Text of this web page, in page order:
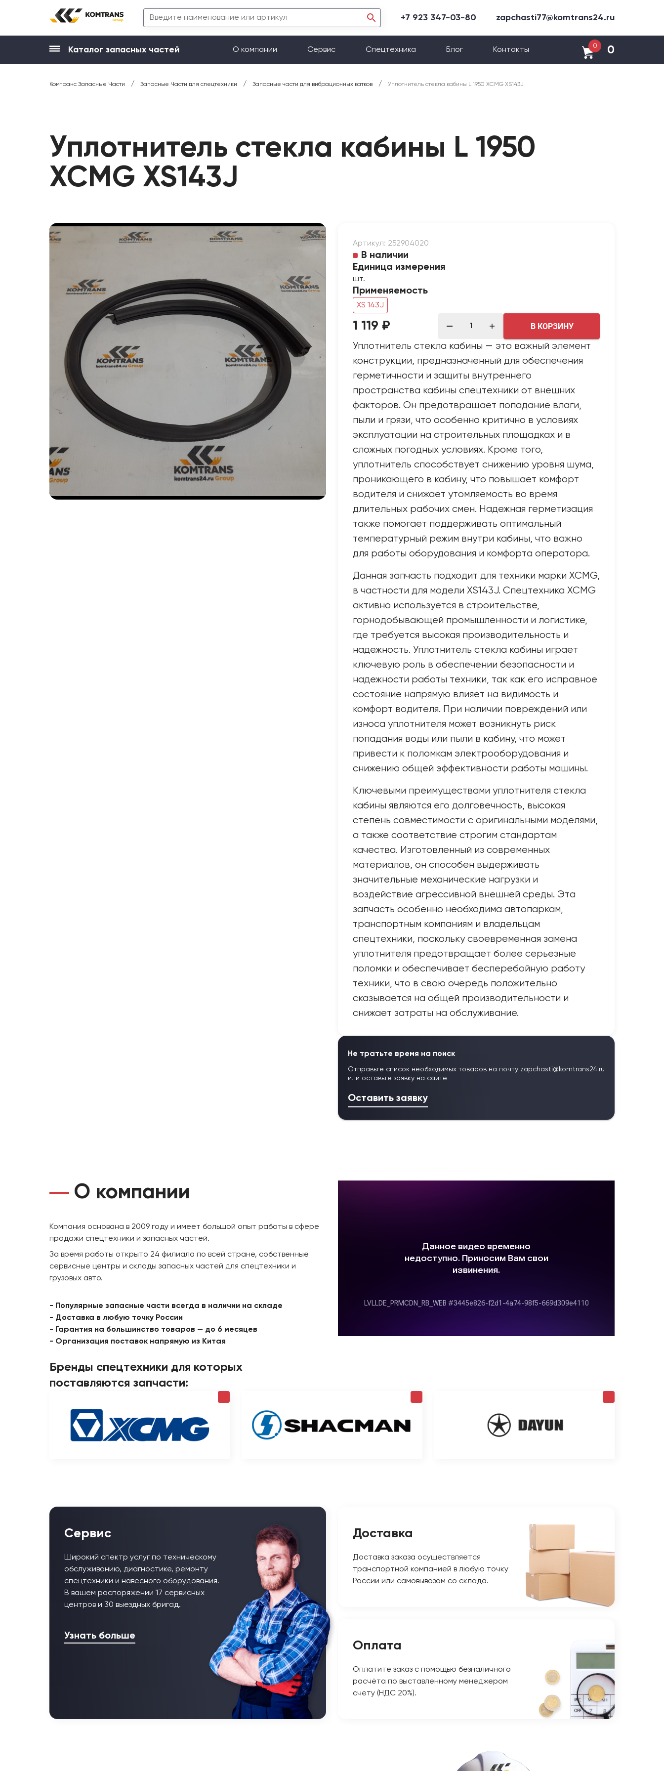
+7 923 347-03-80 zapchasti77@komtrans24.ru
Каталог запасных частей О компании Сервис Спецтехника Блог Контакты
0 0
Комтранс Запасные Части / Запасные Части для спецтехники / Запасные части для вибрационных катков / Уплотнитель стекла кабины L 1950 XCMG XS143J
Уплотнитель стекла кабины L 1950
XCMG XS143J
Артикул: 252904020
В наличии
Единица измерения
шт.
Применяемость
XS 143J
1 119 ₽ В КОРЗИНУ
Уплотнитель стекла кабины — это важный элемент
конструкции, предназначенный для обеспечения
герметичности и защиты внутреннего
пространства кабины спецтехники от внешних
факторов. Он предотвращает попадание влаги,
пыли и грязи, что особенно критично в условиях
эксплуатации на строительных площадках и в
сложных погодных условиях. Кроме того,
уплотнитель способствует снижению уровня шума,
проникающего в кабину, что повышает комфорт
водителя и снижает утомляемость во время
длительных рабочих смен. Надежная герметизация
также помогает поддерживать оптимальный
температурный режим внутри кабины, что важно
для работы оборудования и комфорта оператора.
Данная запчасть подходит для техники марки XCMG,
в частности для модели XS143J. Спецтехника XCMG
активно используется в строительстве,
горнодобывающей промышленности и логистике,
где требуется высокая производительность и
надежность. Уплотнитель стекла кабины играет
ключевую роль в обеспечении безопасности и
надежности работы техники, так как его исправное
состояние напрямую влияет на видимость и
комфорт водителя. При наличии повреждений или
износа уплотнителя может возникнуть риск
попадания воды или пыли в кабину, что может
привести к поломкам электрооборудования и
снижению общей эффективности работы машины.
Ключевыми преимуществами уплотнителя стекла
кабины являются его долговечность, высокая
степень совместимости с оригинальными моделями,
а также соответствие строгим стандартам
качества. Изготовленный из современных
материалов, он способен выдерживать
значительные механические нагрузки и
воздействие агрессивной внешней среды. Эта
запчасть особенно необходима автопаркам,
транспортным компаниям и владельцам
спецтехники, поскольку своевременная замена
уплотнителя предотвращает более серьезные
поломки и обеспечивает бесперебойную работу
техники, что в свою очередь положительно
сказывается на общей производительности и
снижает затраты на обслуживание.
Не тратьте время на поиск
Отправьте список необходимых товаров на почту zapchasti@komtrans24.ru
или оставьте заявку на сайте
Оставить заявку
О компании
Компания основана в 2009 году и имеет большой опыт работы в сфере
продажи спецтехники и запасных частей.
За время работы открыто 24 филиала по всей стране, собственные
сервисные центры и склады запасных частей для спецтехники и
грузовых авто.
- Популярные запасные части всегда в наличии на складе
- Доставка в любую точку России
- Гарантия на большинство товаров — до 6 месяцев
- Организация поставок напрямую из Китая
Бренды спецтехники для которых
поставляются запчасти:
Сервис
Широкий спектр услуг по техническому
обслуживанию, диагностике, ремонту
спецтехники и навесного оборудования.
В вашем распоряжении 17 сервисных
центров и 30 выездных бригад.
Узнать больше
Доставка
Доставка заказа осуществляется
транспортной компанией в любую точку
России или самовывозом со склада.
Оплата
Оплатите заказ с помощью безналичного
расчёта по выставленному менеджером
счету (НДС 20%).